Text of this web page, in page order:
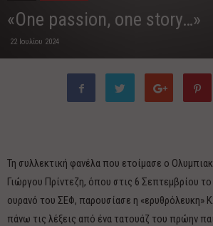
«Οne passion, one story…»
22 Ιουλίου 2024
Τη συλλεκτική φανέλα που ετοίμασε ο
Γιώργου Πρίντεζη, όπου στις 6 Σεπτεμβρίου
ουρανό του ΣΕΦ, παρουσίασε η «ερυθρόλευκη»
πάνω τις λέξεις από ένα τατουάζ του πρώην